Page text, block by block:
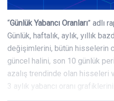
“Günlük Yabancı Oranları” adlı
Günlük, haftalık, aylık, yıllık
değişimlerini, bütün hisselerin
güncel halini, son 10 günlük
azalış trendinde olan hisseleri
3 aylık yabancı oranı